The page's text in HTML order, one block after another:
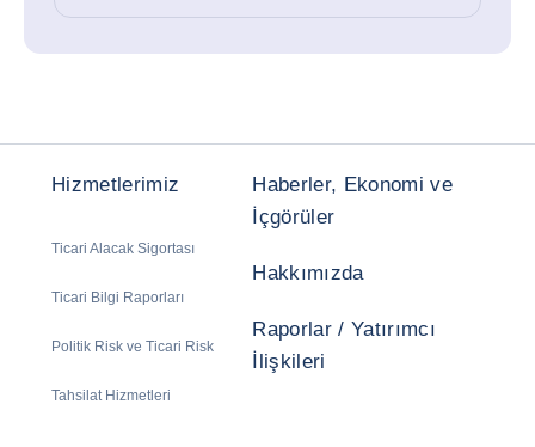
Hizmetlerimiz
Ticari Alacak Sigortası
Ticari Bilgi Raporları
Politik Risk ve Ticari Risk
Tahsilat Hizmetleri
Haberler, Ekonomi ve
İçgörüler
Hakkımızda
Raporlar / Yatırımcı
İlişkileri